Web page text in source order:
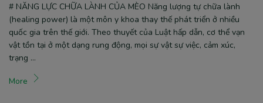
# NĂNG LỰC CHỮA LÀNH CỦA MÈO Năng lượng tự chữa lành
(healing power) là một môn y khoa thay thế phát triển ở nhiều
quốc gia trên thế giới. Theo thuyết của Luật hấp dẫn, cơ thể vạn
vật tồn tại ở một dạng rung động, mọi sự vật sự việc, cảm xúc,
trạng …
More